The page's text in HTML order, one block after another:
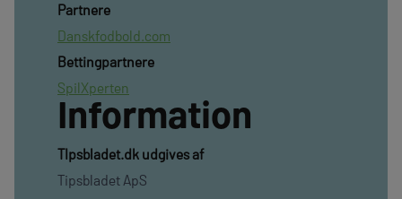
Partnere
Danskfodbold.com
Bettingpartnere
SpilXperten
Information
TIpsbladet.dk udgives af
Tipsbladet ApS